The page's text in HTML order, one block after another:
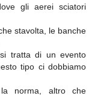
gli aerei sciatori
stavolta, le banche
tratta di un evento
tipo ci dobbiamo
norma, altro che